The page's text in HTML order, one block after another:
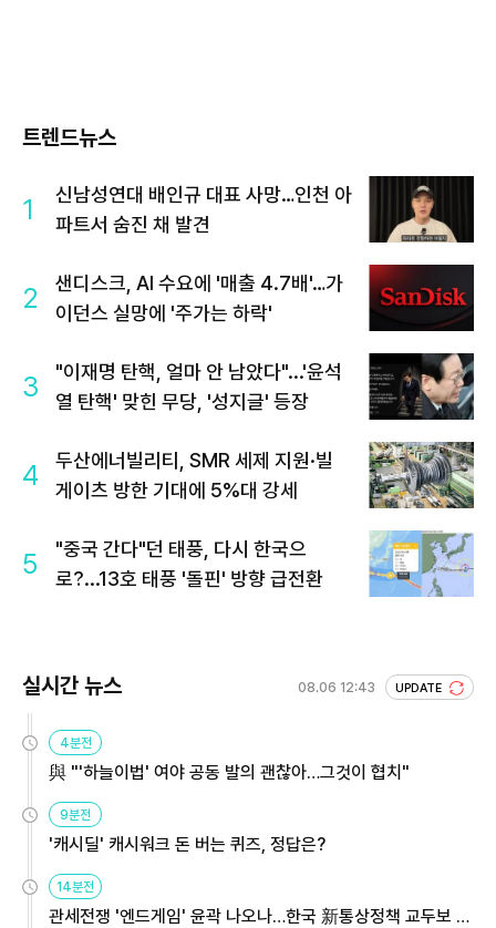
트렌드뉴스
1
신남성연대 배인규 대표 사망…인천 아
파트서 숨진 채 발견
2
샌디스크, AI 수요에 '매출 4.7배'…가
이던스 실망에 '주가는 하락'
3
"이재명 탄핵, 얼마 안 남았다"...'윤석
열 탄핵' 맞힌 무당, '성지글' 등장
4
두산에너빌리티, SMR 세제 지원·빌
게이츠 방한 기대에 5%대 강세
5
"중국 간다"던 태풍, 다시 한국으
로?...13호 태풍 '돌핀' 방향 급전환
실시간 뉴스 08.06 12:43 UPDATE
4분전
與 "'하늘이법' 여야 공동 발의 괜찮아…그것이 협치"
9분전
'캐시딜' 캐시워크 돈 버는 퀴즈, 정답은?
14분전
관세전쟁 '엔드게임' 윤곽 나오나…한국 新통상정책 교두보 활